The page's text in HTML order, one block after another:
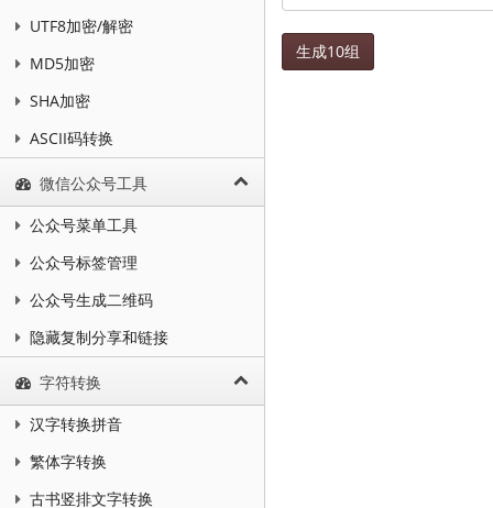
UTF8加密/解密
MD5加密
SHA加密
ASCII码转换
微信公众号工具
公众号菜单工具
公众号标签管理
公众号生成二维码
隐藏复制分享和链接
字符转换
汉字转换拼音
繁体字转换
古书竖排文字转换
生成10组